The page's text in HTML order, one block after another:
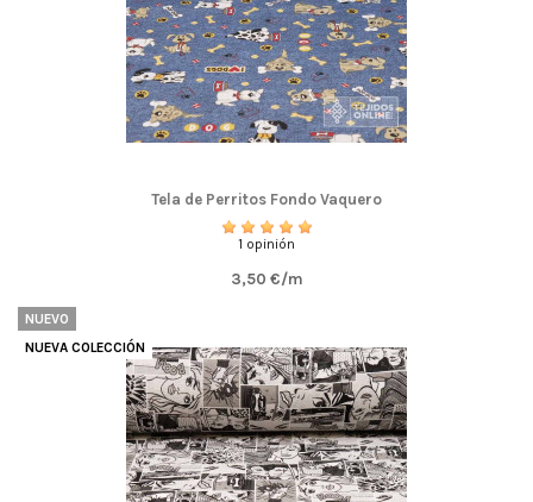
Tela de Perritos Fondo Vaquero
1 opinión
3,50 €/m
NUEVO
NUEVA COLECCIÓN